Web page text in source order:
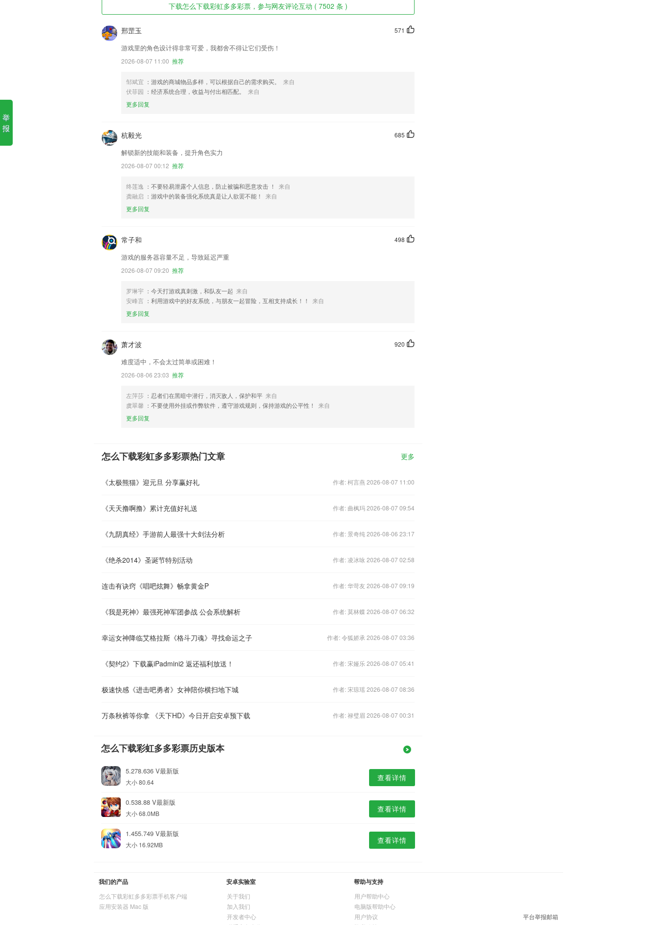
下载怎么下载彩虹多多彩票，参与网友评论互动 ( 7502 条 )
571
邢罡玉
游戏里的角色设计得非常可爱，我都舍不得让它们受伤！
2026-08-07 11:00 推荐
邹斌宜 ：游戏的商城物品多样，可以根据自己的需求购买。
来自
伏菲园 ：经济系统合理，收益与付出相匹配。
来自
更多回复
685
杭毅光
解锁新的技能和装备，提升角色实力
2026-08-07 00:12 推荐
终莲逸 ：不要轻易泄露个人信息，防止被骗和恶意攻击 ！
来自
龚融启 ：游戏中的装备强化系统真是让人欲罢不能！
来自
更多回复
498
常子和
游戏的服务器容量不足，导致延迟严重
2026-08-07 09:20 推荐
罗琳宇 ：今天打游戏真刺激，和队友一起 来自
安峰言 ：利用游戏中的好友系统，与朋友一起冒险，互相支持成长！！
来自
更多回复
920
萧才波
难度适中，不会太过简单或困难！
2026-08-06 23:03 推荐
左萍莎 ：忍者们在黑暗中潜行，消灭敌人，保护和平 来自
虞翠馨 ：不要使用外挂或作弊软件，遵守游戏规则，保持游戏的公平性！
来自
更多回复
怎么下载彩虹多多彩票热门文章 更多
《太极熊猫》迎元旦 分享赢好礼 作者: 柯言燕 2026-08-07 11:00
《天天撸啊撸》累计充值好礼送 作者: 曲枫玛 2026-08-07 09:54
《九阴真经》手游前人最强十大剑法分析 作者: 景奇纯 2026-08-06 23:17
《绝杀2014》圣诞节特别活动 作者: 凌冰咏 2026-08-07 02:58
连击有诀窍《唱吧炫舞》畅拿黄金P 作者: 华苛友 2026-08-07 09:19
《我是死神》最强死神军团参战 公会系统解析 作者: 莫林蝶 2026-08-07 06:32
幸运女神降临艾格拉斯《格斗刀魂》寻找命运之子 作者: 令狐娇承 2026-08-07 03:36
《契约2》下载赢iPadmini2 返还福利放送！ 作者: 宋娅乐 2026-08-07 05:41
极速快感《进击吧勇者》女神陪你横扫地下城 作者: 宋琼瑶 2026-08-07 08:36
万条秋裤等你拿 《天下HD》今日开启安卓预下载 作者: 禄璧眉 2026-08-07 00:31
怎么下载彩虹多多彩票历史版本
5.278.636 V最新版
大小 80.64 查看详情
0.538.88 V最新版
大小 68.0MB 查看详情
1.455.749 V最新版
大小 16.92MB 查看详情
我们的产品
怎么下载彩虹多多彩票手机客户端
应用安装器 Mac 版
安卓实验室
关于我们
加入我们
开发者中心
帮助与支持
用户帮助中心
电脑版帮助中心
用户协议
平台举报邮箱
举
报